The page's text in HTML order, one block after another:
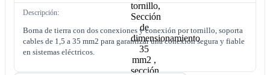
Descripción:
Borna de tierra con dos conexiones y conexión por tornillo, soporta
cables de 1,5 a 35 mm2 para garantizar una conexión segura y fiable
en sistemas eléctricos.